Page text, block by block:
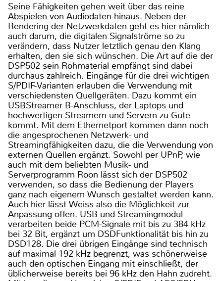
Seine Fähigkeiten gehen weit über das reine
Abspielen von Audiodaten hinaus. Neben der
Rendering der Netzwerkdaten geht es hier nämlich
auch darum, die digitalen Signalströme so zu
verändern, dass Nutzer letztlich genau den Klang
erhalten, den sie sich wünschen. Die Art auf die der
DSP502 sein Rohmaterial empfängt sind dabei
durchaus zahlreich. Eingänge für die drei wichtigen
S/PDIF-Varianten erlauben die Verwendung mit
verschiedensten Quellgeräten. Dazu kommt ein
USBStreamer B-Anschluss, der Laptops und
hochwertigen Streamern und Servern zu Gute
kommt. Mit dem Ethernetport kommen dann noch
die angesprochenen Netzwerk- und
Streamingfähigkeiten dazu, die die Verwendung von
externen Quellen ergänzt. Sowohl per UPnP, wie
auch mit dem beliebten Musik- und
Serverprogramm Roon lässt sich der DSP502
verwenden, so dass die Bedienung der Players
ganz nach eigenem Wunsch gestaltet werden kann.
Auch hier lässt Weiss also die Möglichkeit zur
Anpassung offen. USB und Streamingmodul
verarbeiten beide PCM-Signale mit bis zu 384 kHz
bei 32 Bit, ergänzt um DSDFunktionalität bis hin zu
DSD128. Die drei übrigen Eingänge sind technisch
auf maximal 192 kHz begrenzt, was schönerweise
auch den optischen Eingang mit einschließt, der
üblicherweise bereits bei 96 kHz den Hahn zudreht.